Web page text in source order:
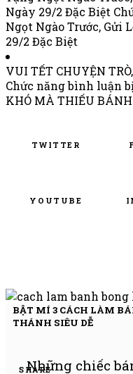
SHARE
Ngày 29/2 Đặc Biệt
Ngọt Ngào Trước, Gửi
29/2 Đặc Biệt
VUI TẾT CHUYỆN
Chức năng bình luận
KHÓ MÀ THIẾU
TWITTER
YOUTUBE
BẬT MÍ 3 CÁCH LÀM
THÁNH SIÊU DỄ
Những chiếc